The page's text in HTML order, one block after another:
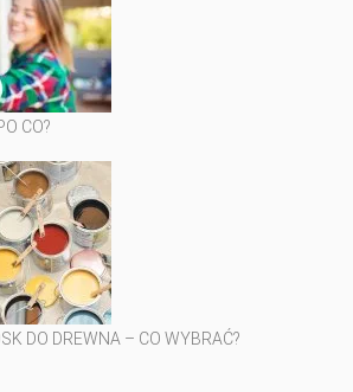
CO?
DO DREWNA – CO WYBRAĆ?